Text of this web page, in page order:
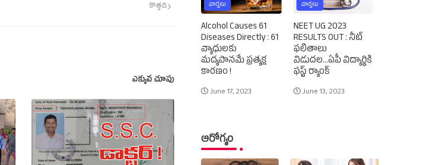
కొత్తది
ఎక్కువ చూపు
వార్తలు
Alcohol Causes 61
Diseases Directly : 61
వ్యాధులకు
మద్యపానమే ప్రత్యక్ష
కారణం !
June 17, 2023
వార్తలు
NEET UG 2023
RESULTS OUT : నీట్‌
ఫలితాలు
విడుదల...ఏపీ విద్యార్థికి
ఫస్ట్‌ ర్యాంక్‌
June 13, 2023
ఆరోగ్యం